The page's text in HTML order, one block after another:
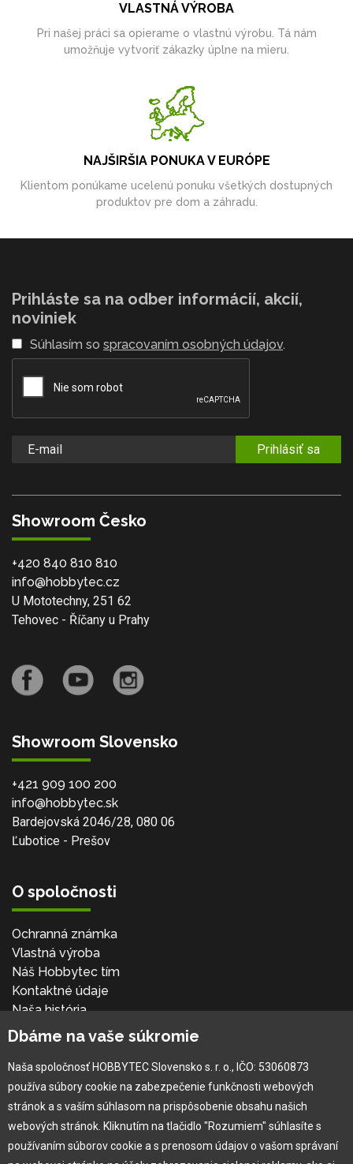
VLASTNÁ VÝROBA
Pri našej práci sa opierame o vlastnú výrobu. Tá nám
umožňuje vytvoriť zákazky úplne na mieru.
NAJŠIRŠIA PONUKA V EURÓPE
Klientom ponúkame ucelenú ponuku všetkých dostupných
produktov pre dom a záhradu.
Prihláste sa na odber informácií, akcií,
noviniek
Súhlasím so spracovaním osobných údajov.
Prihlásiť sa
Showroom Česko
+420 840 810 810
info@hobbytec.cz
U Mototechny, 251 62
Tehovec - Říčany u Prahy
Showroom Slovensko
+421 909 100 200
info@hobbytec.sk
Bardejovská 2046/28, 080 06
Ľubotice - Prešov
O spoločnosti
Ochranná známka
Vlastná výroba
Náš Hobbytec tím
Kontaktné údaje
Naša história
Kariéra
Pre zákazníka
Garancia najlepšej ceny
Užívateľský manuál
Obchodné podmienky
Dbáme na vaše súkromie
Naša spoločnosť HOBBYTEC Slovensko s. r. o., IČO: 53060873
používa súbory cookie na zabezpečenie funkčnosti webových
stránok a s vaším súhlasom na prispôsobenie obsahu našich
webových stránok. Kliknutím na tlačidlo "Rozumiem" súhlasíte s
používaním súborov cookie a s prenosom údajov o vašom správaní